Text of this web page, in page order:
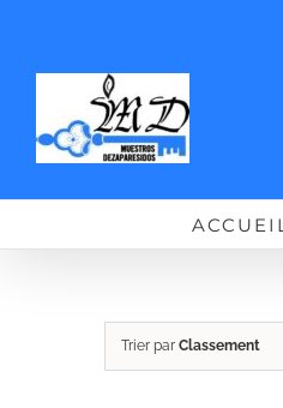
ACCUEIL
Trier par Classement